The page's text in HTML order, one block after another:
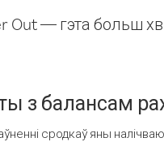
Out — гэта больш
з балансам
сродкаў яны